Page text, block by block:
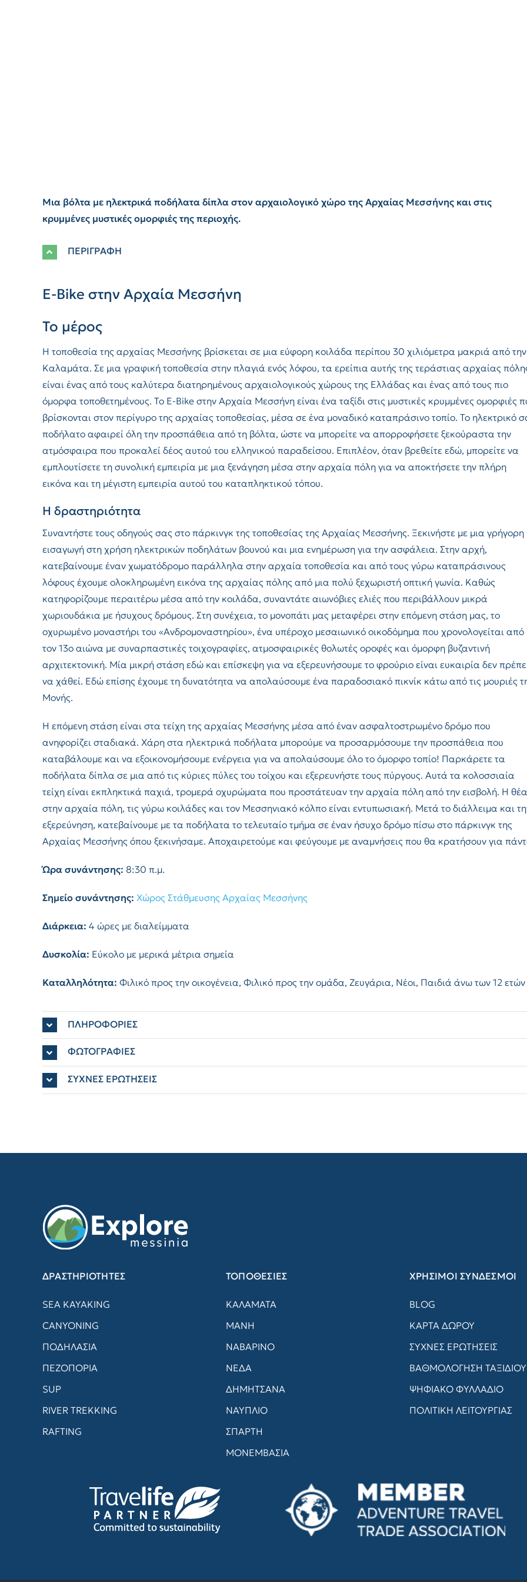
Μια βόλτα με ηλεκτρικά ποδήλατα δίπλα στον αρχαιολογικό χώρο της Αρχαίας Μεσσήνης και στις
κρυμμένες μυστικές ομορφιές της περιοχής.
ΠΕΡΙΓΡΑΦΗ
E-Bike στην Αρχαία Μεσσήνη
Το μέρος
Η τοποθεσία της αρχαίας Μεσσήνης βρίσκεται σε μια εύφορη κοιλάδα περίπου 30 χιλιόμετρα μακριά από την
Καλαμάτα. Σε μια γραφική τοποθεσία στην πλαγιά ενός λόφου, τα ερείπια αυτής της τεράστιας αρχαίας
είναι ένας από τους καλύτερα διατηρημένους αρχαιολογικούς χώρους της Ελλάδας και ένας από τους πιο
όμορφα τοποθετημένους. Το E-Bike στην Αρχαία Μεσσήνη είναι ένα ταξίδι στις μυστικές κρυμμένες ομορφιές
βρίσκονται στον περίγυρο της αρχαίας τοποθεσίας, μέσα σε ένα μοναδικό καταπράσινο τοπίο. Το ηλεκτρικό
ποδήλατο αφαιρεί όλη την προσπάθεια από τη βόλτα, ώστε να μπορείτε να απορροφήσετε ξεκούραστα την
ατμόσφαιρα που προκαλεί δέος αυτού του ελληνικού παραδείσου. Επιπλέον, όταν βρεθείτε εδώ, μπορείτε να
εμπλουτίσετε τη συνολική εμπειρία με μια ξενάγηση μέσα στην αρχαία πόλη για να αποκτήσετε την πλήρη
εικόνα και τη μέγιστη εμπειρία αυτού του καταπληκτικού τόπου.
Η δραστηριότητα
Συναντήστε τους οδηγούς σας στο πάρκινγκ της τοποθεσίας της Αρχαίας Μεσσήνης. Ξεκινήστε με μια γρήγορη
εισαγωγή στη χρήση ηλεκτρικών ποδηλάτων βουνού και μια ενημέρωση για την ασφάλεια. Στην αρχή,
κατεβαίνουμε έναν χωματόδρομο παράλληλα στην αρχαία τοποθεσία και από τους γύρω καταπράσινους
λόφους έχουμε ολοκληρωμένη εικόνα της αρχαίας πόλης από μια πολύ ξεχωριστή οπτική γωνία. Καθώς
κατηφορίζουμε περαιτέρω μέσα από την κοιλάδα, συναντάτε αιωνόβιες ελιές που περιβάλλουν μικρά
χωριουδάκια με ήσυχους δρόμους. Στη συνέχεια, το μονοπάτι μας μεταφέρει στην επόμενη στάση μας, το
οχυρωμένο μοναστήρι του «Ανδρομοναστηρίου», ένα υπέροχο μεσαιωνικό οικοδόμημα που χρονολογείται από
τον 13ο αιώνα με συναρπαστικές τοιχογραφίες, ατμοσφαιρικές θολωτές οροφές και όμορφη βυζαντινή
αρχιτεκτονική. Μία μικρή στάση εδώ και επίσκεψη για να εξερευνήσουμε το φρούριο είναι ευκαιρία δεν
να χάθεί. Εδώ επίσης έχουμε τη δυνατότητα να απολαύσουμε ένα παραδοσιακό πικνίκ κάτω από τις μουριές
Μονής.
Η επόμενη στάση είναι στα τείχη της αρχαίας Μεσσήνης μέσα από έναν ασφαλτοστρωμένο δρόμο που
ανηφορίζει σταδιακά. Χάρη στα ηλεκτρικά ποδήλατα μπορούμε να προσαρμόσουμε την προσπάθεια που
καταβάλουμε και να εξοικονομήσουμε ενέργεια για να απολαύσουμε όλο το όμορφο τοπίο! Παρκάρετε τα
ποδήλατα δίπλα σε μια από τις κύριες πύλες του τοίχου και εξερευνήστε τους πύργους. Αυτά τα κολοσσιαία
τείχη είναι εκπληκτικά παχιά, τρομερά οχυρώματα που προστάτευαν την αρχαία πόλη από την εισβολή. Η θέα
στην αρχαία πόλη, τις γύρω κοιλάδες και τον Μεσσηνιακό κόλπο είναι εντυπωσιακή. Μετά το διάλλειμα και
εξερεύνηση, κατεβαίνουμε με τα ποδήλατα το τελευταίο τμήμα σε έναν ήσυχο δρόμο πίσω στο πάρκινγκ της
Αρχαίας Μεσσήνης όπου ξεκινήσαμε. Αποχαιρετούμε και φεύγουμε με αναμνήσεις που θα κρατήσουν για
Ώρα συνάντησης: 8:30 π.μ.
Σημείο συνάντησης: Χώρος Στάθμευσης Αρχαίας Μεσσήνης
Διάρκεια: 4 ώρες με διαλείμματα
Δυσκολία: Εύκολο με μερικά μέτρια σημεία
Καταλληλότητα: Φιλικό προς την οικογένεια, Φιλικό προς την ομάδα, Ζευγάρια, Νέοι, Παιδιά άνω των 12 ετών
ΠΛΗΡΟΦΟΡΙΕΣ
ΦΩΤΟΓΡΑΦΊΕΣ
ΣΥΧΝΕΣ ΕΡΩΤΗΣΕΙΣ
ΔΡΑΣΤΗΡΙΟΤΗΤΕΣ
SEA KAYAKING
CANYONING
ΠΟΔΗΛΑΣΙΑ
ΠΕΖΟΠΟΡΙΑ
SUP
RIVER TREKKING
RAFTING
ΤΟΠΟΘΕΣΙΕΣ
ΚΑΛΑΜΑΤΑ
ΜΑΝΗ
ΝΑΒΑΡΙΝΟ
ΝΕΔΑ
ΔΗΜΗΤΣΑΝΑ
ΝΑΥΠΛΙΟ
ΣΠΑΡΤΗ
ΜΟΝΕΜΒΑΣΙΑ
ΧΡΗΣΙΜΟΙ ΣΥΝΔΕΣΜΟΙ
BLOG
ΚΑΡΤΑ ΔΩΡΟΥ
ΣΥΧΝΈΣ ΕΡΩΤΉΣΕΙΣ
ΒΑΘΜΟΛΟΓΗΣΗ ΤΑΞΙΔΙΟΥ
ΨΗΦΙΑΚΟ ΦΥΛΛΑΔΙΟ
ΠΟΛΙΤΙΚΗ ΛΕΙΤΟΥΡΓΙΑΣ